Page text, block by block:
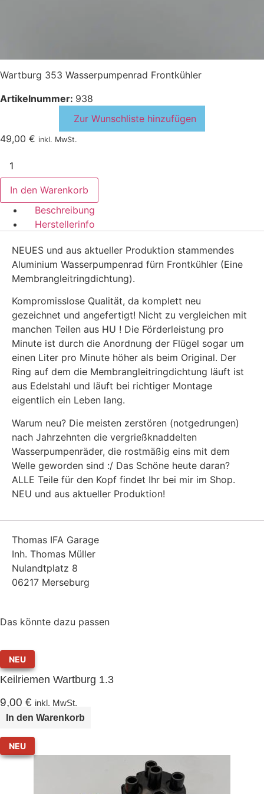
Wartburg 353 Wasserpumpenrad Frontkühler
Artikelnummer: 938
Zur Wunschliste hinzufügen
49,00 € inkl. MwSt.
353
Wasserpumpenrad
Frontkühler
Menge
In den Warenkorb
Beschreibung
Herstellerinfo
NEUES und aus aktueller Produktion stammendes
Aluminium Wasserpumpenrad fürn Frontkühler (Eine
Membrangleitringdichtung).
Kompromisslose Qualität, da komplett neu
gezeichnet und angefertigt! Nicht zu vergleichen mit
manchen Teilen aus HU ! Die Förderleistung pro
Minute ist durch die Anordnung der Flügel sogar um
einen Liter pro Minute höher als beim Original. Der
Ring auf dem die Membrangleitringdichtung läuft ist
aus Edelstahl und läuft bei richtiger Montage
eigentlich ein Leben lang.
Warum neu? Die meisten zerstören (notgedrungen)
nach Jahrzehnten die vergrießknaddelten
Wasserpumpenräder, die rostmäßig eins mit dem
Welle geworden sind :/ Das Schöne heute daran?
ALLE Teile für den Kopf findet Ihr bei mir im Shop.
NEU und aus aktueller Produktion!
Thomas IFA Garage
Inh. Thomas Müller
Nulandtplatz 8
06217 Merseburg
Das könnte dazu passen
NEU
Keilriemen Wartburg 1.3
9,00 € inkl. MwSt.
In den Warenkorb
NEU